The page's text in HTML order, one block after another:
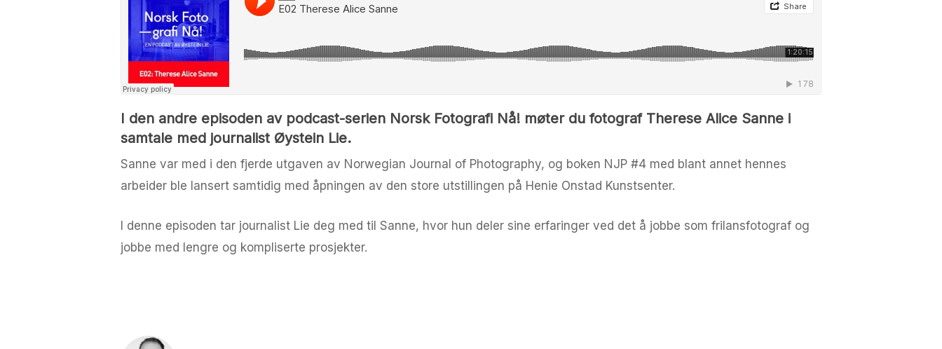
I den andre episoden av podcast-serien Norsk Fotografi Nå! møter du fotograf Therese Alice Sanne i
samtale med journalist Øystein Lie.
Sanne var med i den fjerde utgaven av Norwegian Journal of Photography, og boken NJP #4 med blant annet hennes
arbeider ble lansert samtidig med åpningen av den store utstillingen på Henie Onstad Kunstsenter.
I denne episoden tar journalist Lie deg med til Sanne, hvor hun deler sine erfaringer ved det å jobbe som frilansfotograf og
jobbe med lengre og kompliserte prosjekter.